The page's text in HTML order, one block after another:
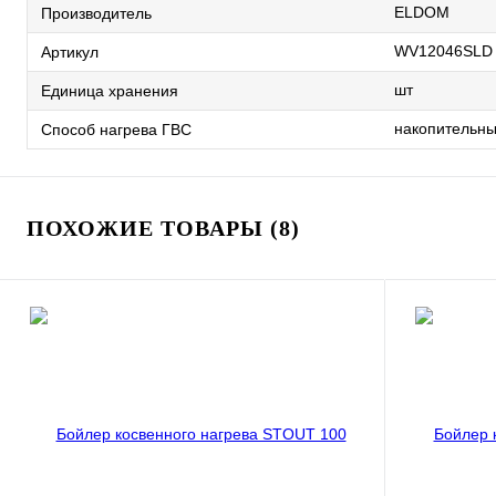
Производитель ELDOM
Артикул WV12046SLD
Единица хранения шт
Способ нагрева ГВС
ПОХОЖИЕ ТОВАРЫ (8)